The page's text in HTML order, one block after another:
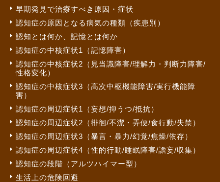
早期発見で治療すべき原因・症状
認知症の原因となる病気の種類（疾患別）
認知とは何か、記憶とは何か
認知症の中核症状1（記憶障害）
認知症の中核症状2（見当識障害/理解力・判断力障害/
性格変化）
認知症の中核症状3（高次中枢機能障害/実行機能障
害）
認知症の周辺症状1（妄想/抑うつ/抵抗）
認知症の周辺症状2（徘徊/不潔・弄便/食行動/失禁）
認知症の周辺症状3（暴言・暴力/幻覚/焦燥/依存）
認知症の周辺症状4（性的行動/睡眠障害/譫妄/収集）
認知症の段階（アルツハイマー型）
生活上の危険回避